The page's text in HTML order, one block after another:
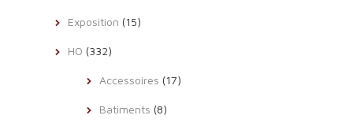
Exposition (15)
HO (332)
Accessoires (17)
Batiments (8)